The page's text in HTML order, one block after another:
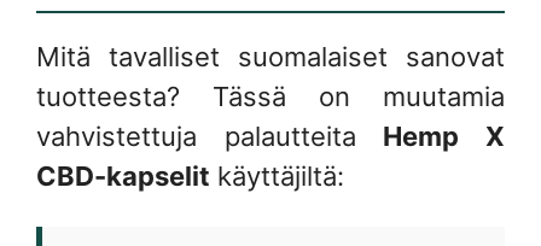
Mitä tavalliset suomalaiset sanovat
tuotteesta? Tässä on muutamia
vahvistettuja palautteita Hemp X
CBD-kapselit käyttäjiltä: